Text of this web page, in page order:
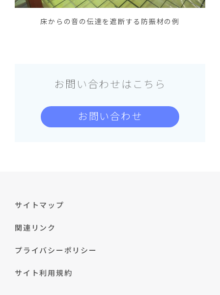
床からの音の伝達を遮断する防振材の例
お問い合わせはこちら
お問い合わせ
サイトマップ
関連リンク
プライバシーポリシー
サイト利用規約